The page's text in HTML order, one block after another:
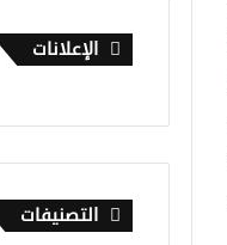
الإعلانات
التصنيفات